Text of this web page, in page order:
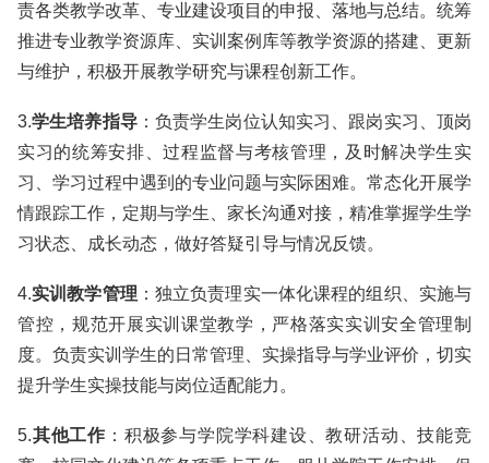
责各类教学改革、专业建设项目的申报、落地与总结。统筹
推进专业教学资源库、实训案例库等教学资源的搭建、更新
与维护，积极开展教学研究与课程创新工作。
3.学生培养指导：负责学生岗位认知实习、跟岗实习、顶岗
实习的统筹安排、过程监督与考核管理，及时解决学生实
习、学习过程中遇到的专业问题与实际困难。常态化开展学
情跟踪工作，定期与学生、家长沟通对接，精准掌握学生学
习状态、成长动态，做好答疑引导与情况反馈。
4.实训教学管理 ：独立负责理实一体化课程的组织、实施与
管控，规范开展实训课堂教学，严格落实实训安全管理制
度。负责实训学生的日常管理、实操指导与学业评价，切实
提升学生实操技能与岗位适配能力。
5.其他工作 ：积极参与学院学科建设、教研活动、技能竞